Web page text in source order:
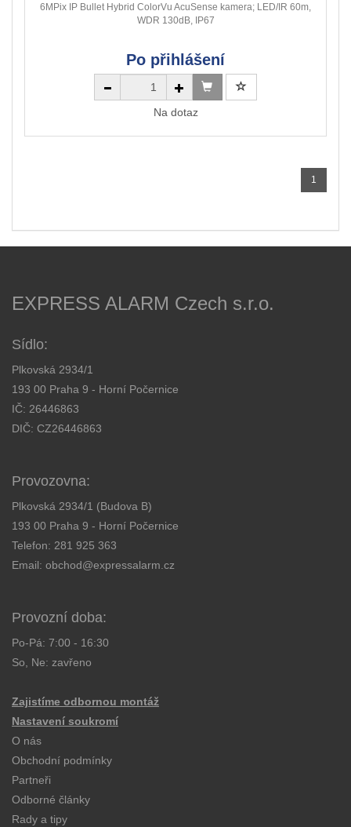
6MPix IP Bullet Hybrid ColorVu AcuSense kamera; LED/IR 60m,
WDR 130dB, IP67
Po přihlášení
Na dotaz
1
EXPRESS ALARM Czech s.r.o.
Sídlo:
Plkovská 2934/1
193 00 Praha 9 - Horní Počernice
IČ: 26446863
DIČ: CZ26446863
Provozovna:
Plkovská 2934/1 (Budova B)
193 00 Praha 9 - Horní Počernice
Telefon: 281 925 363
Email: obchod@expressalarm.cz
Provozní doba:
Po-Pá: 7:00 - 16:30
So, Ne: zavřeno
Zajistíme odbornou montáž
Nastavení soukromí
O nás
Obchodní podmínky
Partneři
Odborné články
Rady a tipy